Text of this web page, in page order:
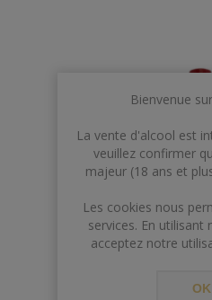
Bienvenue
La vente d'alcool est
veuillez confirmer
majeur (18 ans et
Les cookies nous
services. En utilisant
acceptez notre
OK